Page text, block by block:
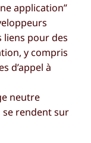
application”
liens pour des
y compris
d’appel à
neutre
se rendent sur